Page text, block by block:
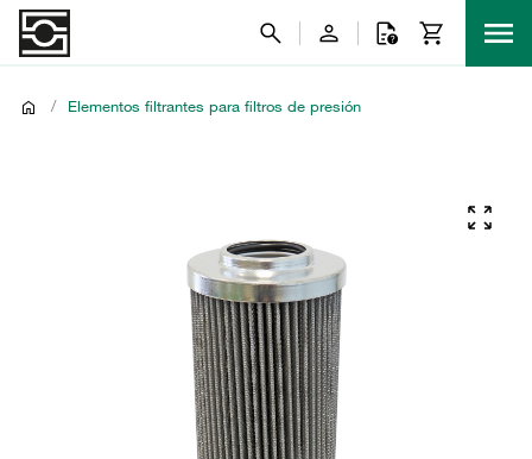
/ Elementos filtrantes para filtros de presión